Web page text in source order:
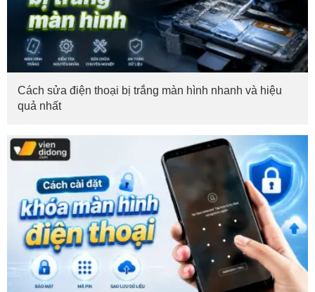
Cách sửa điện thoại bị trắng màn hình nhanh và hiệu
quả nhất